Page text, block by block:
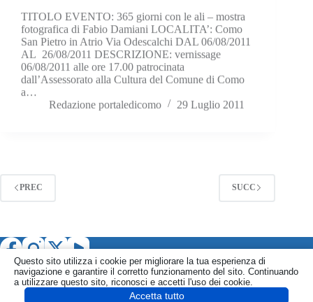
TITOLO EVENTO: 365 giorni con le ali – mostra
fotografica di Fabio Damiani LOCALITA’: Como
San Pietro in Atrio Via Odescalchi DAL 06/08/2011
AL 26/08/2011 DESCRIZIONE: vernissage
06/08/2011 alle ore 17.00 patrocinata
dall’Assessorato alla Cultura del Comune di Como
a…
Redazione portaledicomo
29 Luglio 2011
PREC SUCC
Questo sito utilizza i cookie per migliorare la tua esperienza di
navigazione e garantire il corretto funzionamento del sito. Continuando
a utilizzare questo sito, riconosci e accetti l'uso dei cookie.
Accetta tutto